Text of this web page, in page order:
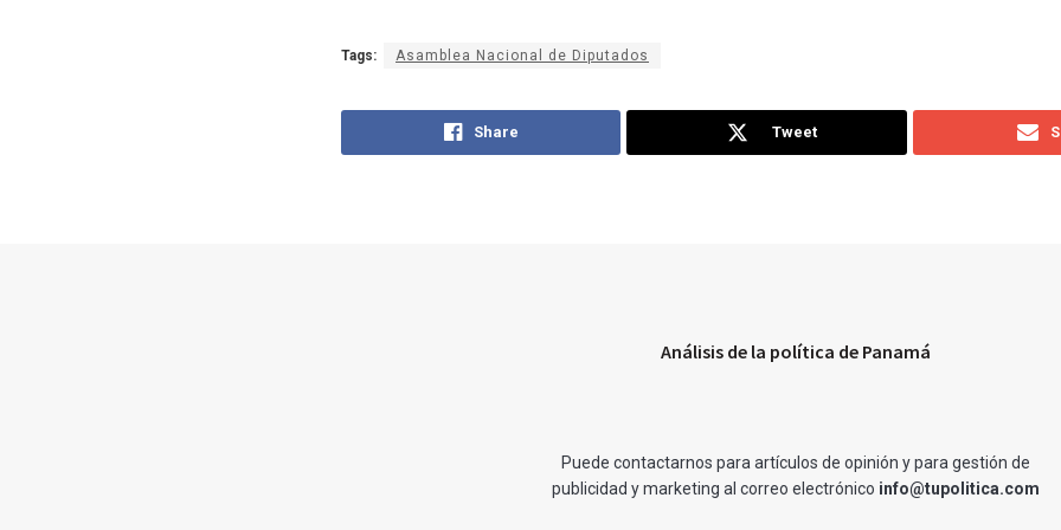
Tags: Asamblea Nacional de Diputados
Share Tweet
Análisis de la política de Panamá
Puede contactarnos para artículos de opinión y para gestión de
publicidad y marketing al correo electrónico info@tupolitica.com